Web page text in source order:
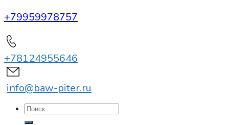
+79959978757
+78124955646
info@baw-piter.ru
Искать: